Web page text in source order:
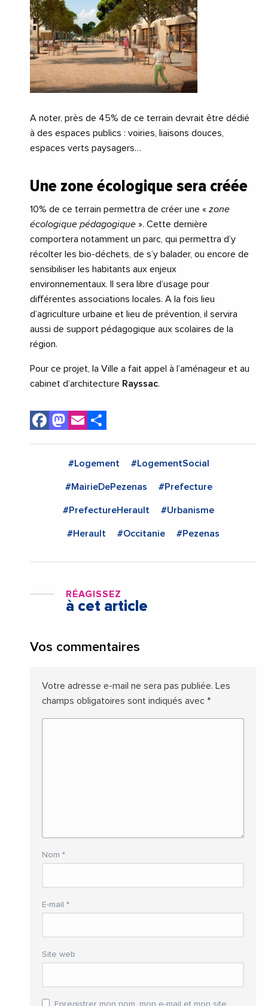
A noter, près de 45% de ce terrain devrait être dédié
à des espaces publics : voiries, liaisons douces,
espaces verts paysagers…
Une zone écologique sera créée
10% de ce terrain permettra de créer une « zone
écologique pédagogique ». Cette dernière
comportera notamment un parc, qui permettra d’y
récolter les bio-déchets, de s’y balader, ou encore de
sensibiliser les habitants aux enjeux
environnementaux. Il sera libre d’usage pour
différentes associations locales. A la fois lieu
d’agriculture urbaine et lieu de prévention, il servira
aussi de support pédagogique aux scolaires de la
région.
Pour ce projet, la Ville a fait appel à l’aménageur et au
cabinet d’architecture Rayssac.
Facebook
Mastodon
Email
#Logement #LogementSocial
#MairieDePezenas #Prefecture
#PrefectureHerault #Urbanisme
#Herault #Occitanie #Pezenas
RÉAGISSEZ
à cet article
Vos commentaires
Votre adresse e-mail ne sera pas publiée. Les
champs obligatoires sont indiqués avec *
Nom *
E-mail *
Site web
Enregistrer mon nom, mon e-mail et mon site